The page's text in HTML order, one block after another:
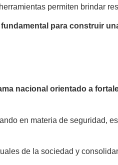
permiten brindar
para construir
nacional orientado a
en materia de seguridad,
de la sociedad y